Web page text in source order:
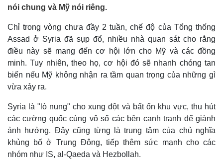
nói chung và Mỹ nói riêng.
Chỉ trong vòng chưa đầy 2 tuần, chế độ của Tổng thống
Assad ở Syria đã sụp đổ, nhiều nhà quan sát cho rằng
điều này sẽ mang đến cơ hội lớn cho Mỹ và các đồng
minh. Tuy nhiên, theo họ, cơ hội đó sẽ nhanh chóng tan
biến nếu Mỹ không nhận ra tầm quan trọng của những gì
vừa xảy ra.
Syria là "lò nung" cho xung đột và bất ổn khu vực, thu hút
các cường quốc cùng vô số các bên cạnh tranh để giành
ảnh hưởng. Đây cũng từng là trung tâm của chủ nghĩa
khủng bố ở Trung Đông, tiếp thêm sức mạnh cho các
nhóm như IS, al-Qaeda và Hezbollah.